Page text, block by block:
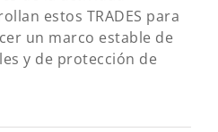
estos TRADES para
un marco estable de
y de protección de